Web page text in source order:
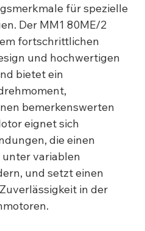
für spezielle
Der MM1 80ME/2
fortschrittlichen
und hochwertigen
bietet ein
bemerkenswerten
eignet sich
die einen
variablen
und setzt einen
in der